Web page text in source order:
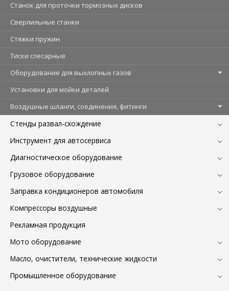
Станок для проточки тормозных дисков
Сверлильные станки
Стяжки пружин
Тиски слесарные
Оборудование для выхлопных газов
Установки для мойки деталей
Воздушные шланги, соединения, фитинги
Стенды развал-схождение
Инструмент для автосервиса
Диагностическое оборудование
Грузовое оборудование
Заправка кондиционеров автомобиля
Компрессоры воздушные
Рекламная продукция
Мото оборудование
Масло, очистители, технические жидкости
Промышленное оборудование